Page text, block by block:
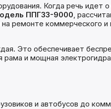
Когда речь идет о
ППГ33-9000,
ремонте коммерческого и
Это обеспечивает
и мощная
и автобусов до